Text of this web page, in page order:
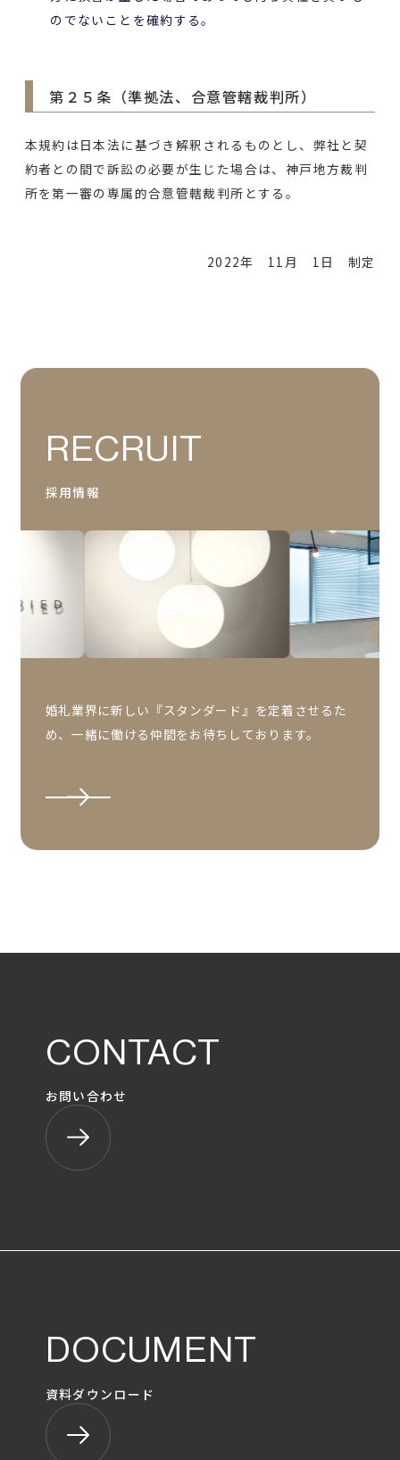
のでないことを確約する。
第２５条（準拠法、合意管轄裁判所）
本規約は日本法に基づき解釈されるものとし、弊社と契
約者との間で訴訟の必要が生じた場合は、神戸地方裁判
所を第一審の専属的合意管轄裁判所とする。
2022年 11月 1日 制定
RECRUIT
採用情報
婚礼業界に新しい『スタンダード』を定着させるた
め、一緒に働ける仲間をお待ちしております。
CONTACT
お問い合わせ
DOCUMENT
資料ダウンロード